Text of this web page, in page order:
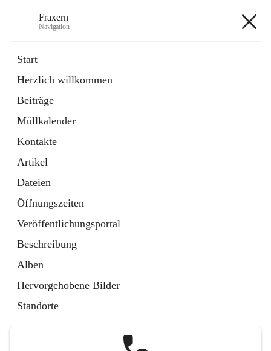
Fraxern
Navigation
Start
Herzlich willkommen
Beiträge
Müllkalender
Kontakte
Artikel
Dateien
Öffnungszeiten
Veröffentlichungsportal
Beschreibung
Alben
Hervorgehobene Bilder
Standorte
Ordner
in
Tab
Formulare
Artikel
öffnet
in
neuem
Tab